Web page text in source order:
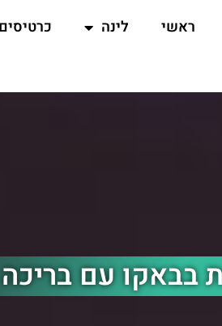
ראשי לינה כרטיסים
בבאקו עם בריכה